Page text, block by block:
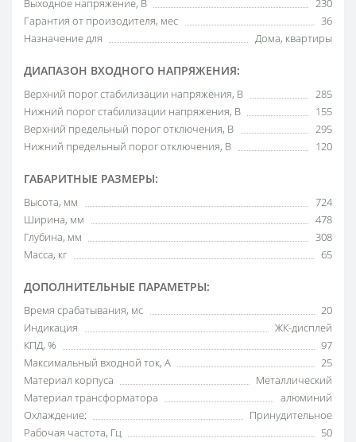
Выходное напряжение, В
230
Гарантия от произодителя, мес
36
Назначение для
Дома, квартиры
ДИАПАЗОН ВХОДНОГО НАПРЯЖЕНИЯ:
Верхний порог стабилизации напряжения, В
285
Нижний порог стабилизации напряжения, В
155
Верхний предельный порог отключения, В
295
Нижний предельный порог отключения, В
120
ГАБАРИТНЫЕ РАЗМЕРЫ:
Высота, мм
724
Ширина, мм
478
Глубина, мм
308
Масса, кг
65
ДОПОЛНИТЕЛЬНЫЕ ПАРАМЕТРЫ:
Время срабатывания, мс
20
Индикация
ЖК-дисплей
КПД, %
97
Максимальный входной ток, А
25
Материал корпуса
Металлический
Материал трансформатора
алюминий
Охлаждение:
Принудительное
Рабочая частота, Гц
50